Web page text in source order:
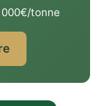
tonne